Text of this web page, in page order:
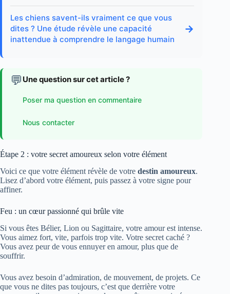
Les chiens savent-ils vraiment ce que vous
dites ? Une étude révèle une capacité
inattendue à comprendre le langage humain
→
💬 Une question sur cet article ?
Poser ma question en commentaire
Nous contacter
Étape 2 : votre secret amoureux selon votre élément
Voici ce que votre élément révèle de votre destin amoureux.
Lisez d’abord votre élément, puis passez à votre signe pour
affiner.
Feu : un cœur passionné qui brûle vite
Si vous êtes Bélier, Lion ou Sagittaire, votre amour est intense.
Vous aimez fort, vite, parfois trop vite. Votre secret caché ?
Vous avez peur de vous ennuyer en amour, plus que de
souffrir.
Vous avez besoin d’admiration, de mouvement, de projets. Ce
que vous ne dites pas toujours, c’est que derrière votre